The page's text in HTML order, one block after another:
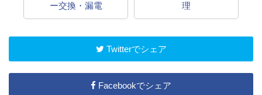
ー交換・漏電
理
Twitterでシェア
Facebookでシェア